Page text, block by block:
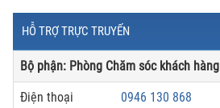
HỖ TRỢ TRỰC TRUYẾN
Bộ phận: Phòng Chăm sóc khách hàng
Điện thoại 0946 130 868